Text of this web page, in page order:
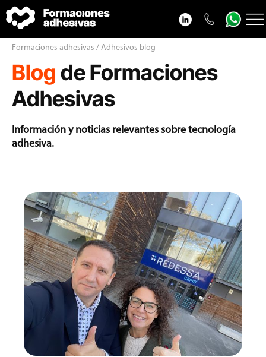
Cursos adhesivos
Adhesivos blog
VideoPodcast adhesivos
Nosotros
Contacto
Formaciones adhesivas / Adhesivos blog
Blog de Formaciones
Adhesivas
Información y noticias relevantes sobre tecnología
adhesiva.